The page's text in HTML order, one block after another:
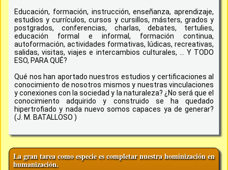
Educación, formación, instrucción, enseñanza, aprendizaje,
estudios y currículos, cursos y cursillos, másters, grados y
postgrados, conferencias, charlas, debates, tertulies,
educación formal e informal, formación continua,
autoformación, actividades formativas, lúdicas, recreativas,
salidas, visitas, viajes e intercambios culturales, ... Y TODO
ESO, PARA QUÉ?
Qué nos han aportado nuestros estudios y certificaciones al
conocimiento de nosotros mismos y nuestras vinculaciones
y conexiones con la sociedad y la naturaleza? ¿No será que el
conocimiento adquirido y construido se ha quedado
hipertrofiado y nada nuevo somos capaces ya de generar?
(J. M. BATALLOSO )
La gran tarea como especie es completar nuestra hominización en
humanización.